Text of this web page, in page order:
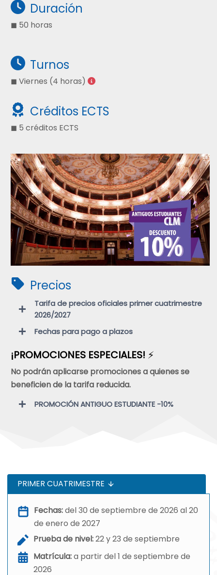
Duración
◼ 50 horas
Turnos
◼ Viernes (4 horas)
Créditos ECTS
◼ 5 créditos ECTS
Precios
Tarifa de precios oficialesprimer cuatrimestre
2026/2027
Fechas para pago a plazos
¡PROMOCIONES ESPECIALES! ⚡
No podrán aplicarse promociones a quienes se
beneficien de la tarifa reducida.
PROMOCIÓN ANTIGUO ESTUDIANTE -10%
PRIMER CUATRIMESTRE
Fechas:del 30 de septiembre de 2026 al 20
de enero de 2027
Prueba de nivel:22 y 23 de septiembre
Matrícula:a partir del 1 de septiembre de
2026